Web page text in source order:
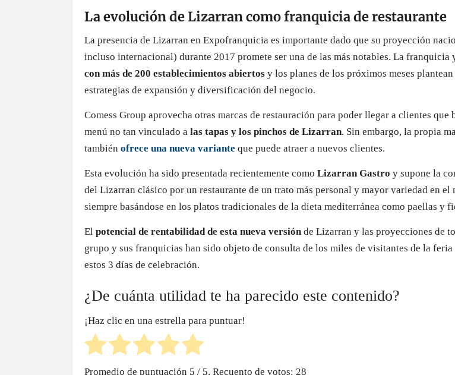
El potencial de rentabilidad de esta nueva versión de Lizarran y las proyecciones de
grupo y sus franquicias han sido objeto de consulta de los miles de visitantes de la feria
estos 3 días de celebración.
¿De cuánta utilidad te ha parecido este contenido?
Promedio de puntuación5/ 5. Recuento de votos:28
Comment
Your Name